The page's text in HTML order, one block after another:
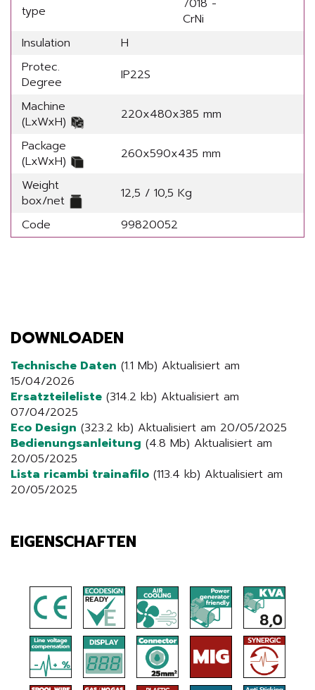
type
7018 -
CrNi
Insulation
H
Protec.
Degree
IP22S
Machine
(LxWxH)
220x480x385 mm
Package
(LxWxH)
260x590x435 mm
Weight
box/net
12,5 / 10,5 Kg
Code
99820052
DOWNLOADEN
Technische Daten (1.1 Mb) Aktualisiert am
15/04/2026
Ersatzteileliste (314.2 kb) Aktualisiert am
07/04/2025
Eco Design (323.2 kb) Aktualisiert am 20/05/2025
Bedienungsanleitung (4.8 Mb) Aktualisiert am
20/05/2025
Lista ricambi trainafilo (113.4 kb) Aktualisiert am
20/05/2025
EIGENSCHAFTEN